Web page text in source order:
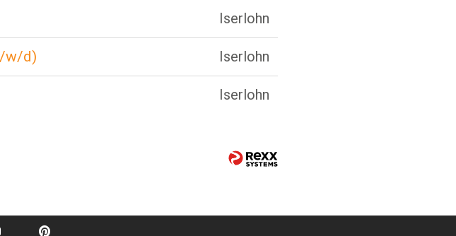
Iserlohn
w/d) Iserlohn
Iserlohn